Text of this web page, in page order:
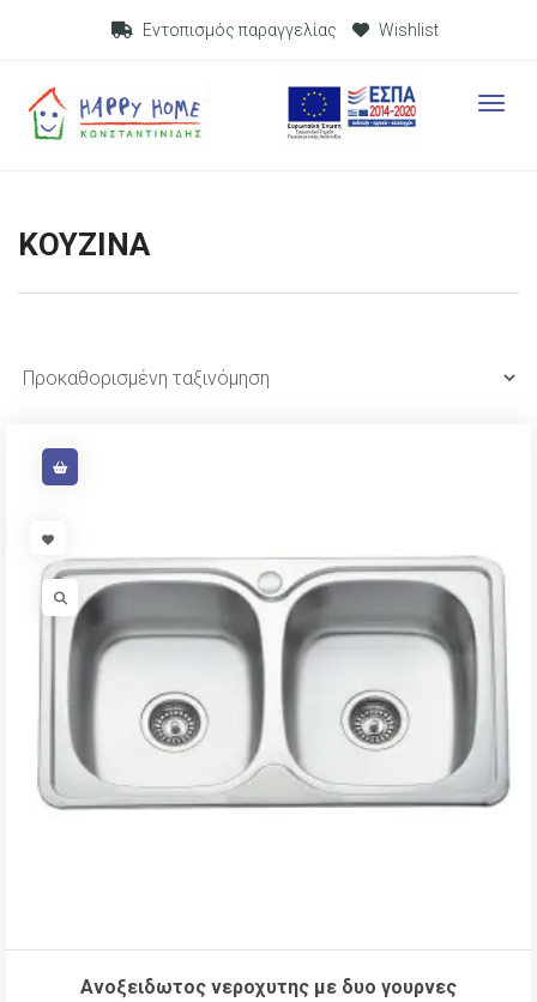
Εντοπισμός παραγγελίας Visit Link
Wishlist
Visit
ΚΟΥΖΙΝΑ
VISIT LINK
VISIT LINK
Ανοξειδωτος νεροχυτης με δυο γουρνες